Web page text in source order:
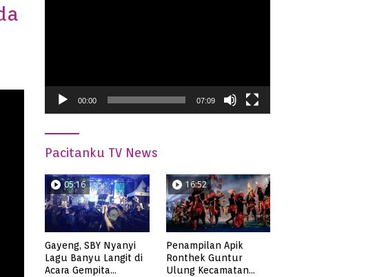
00:00 07:09
Pacitanku TV News
05:16
Gayeng, SBY Nyanyi
Lagu Banyu Langit di
Acara Gempita
16:52
Penampilan Apik
Ronthek Guntur
Ulung Kecamatan